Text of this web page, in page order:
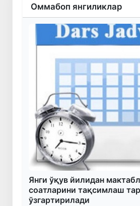
Оммабоп янгиликлар
Янги ўқув йилидан
соатларини тақсимлаш
ўзгартирилади